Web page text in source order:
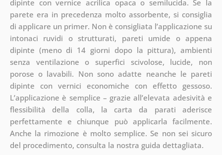
dipinte con vernice acrilica opaca o semilucida. Se la
parete era in precedenza molto assorbente, si consiglia
di applicare un primer. Non è consigliata l’applicazione su
intonaci ruvidi o strutturati, pareti umide o appena
dipinte (meno di 14 giorni dopo la pittura), ambienti
senza ventilazione o superfici scivolose, lucide, non
porose o lavabili. Non sono adatte neanche le pareti
dipinte con vernici economiche con effetto gessoso.
L’applicazione è semplice – grazie all’elevata adesività e
flessibilità della colla, la carta da parati aderisce
perfettamente e chiunque può applicarla facilmente.
Anche la rimozione è molto semplice. Se non sei sicuro
del procedimento, consulta la nostra guida dettagliata.